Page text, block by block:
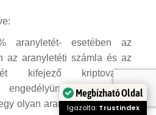
aranyletét- esetében az
az aranyletéti számla és az
kifejező kriptovaluta
engedélyünk van erre a
olyan aranykereskedőnek,
Megbízható Oldal
Igazolta: Trustindex